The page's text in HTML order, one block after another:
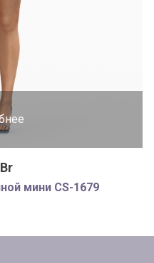
мини CS-1679